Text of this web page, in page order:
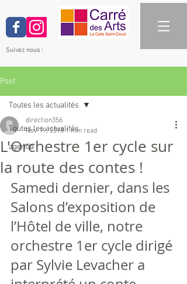
Suivez nous :
Post
Toutes les actualités
agenda
Toutes les actualités
L'Orchestre 1er cycle sur
la route des contes !
direction356
Nov 19, 2018 1 min read
Samedi dernier, dans les
Salons d’exposition de
l’Hôtel de ville, notre
orchestre 1er cycle dirigé
par Sylvie Levacher a